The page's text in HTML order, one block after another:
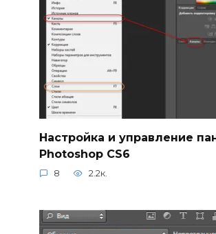
Настройка и управление
Photoshop CS6
8 2.2к.